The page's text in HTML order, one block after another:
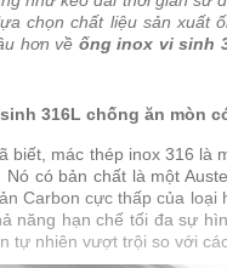
chọn chất liệu sản xuất
hơn về ống inox vi sinh
316L chống ăn mòn
biết, mác thép inox 316 là
Nó có bản chất là một
Carbon cực thấp của
năng hạn chế tối đa sự
tự nhiên vượt trội so với